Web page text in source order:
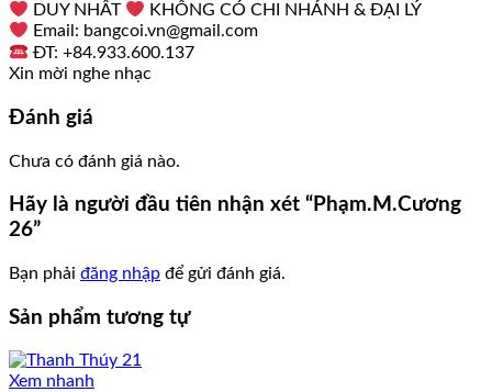
DUY NHẤT
KHÔNG CÓ CHI NHÁNH & ĐẠI LÝ
Email: bangcoi.vn@gmail.com
ĐT: +84.933.600.137
Xin mời nghe nhạc
Đánh giá
Chưa có đánh giá nào.
Hãy là người đầu tiên nhận xét “Phạm.M.Cương
26”
Bạn phải đăng nhập để gửi đánh giá.
Sản phẩm tương tự
Xem nhanh